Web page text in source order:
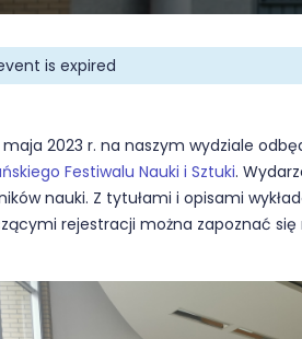
is expired
maja 2023 r. na naszym wydziale
Festiwalu Nauki i Sztuki.
nauki. Z tytułami i opisami
rejestracji można zapoznać